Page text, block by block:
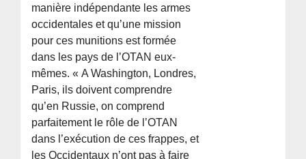
manière indépendante les armes
occidentales et qu’une mission
pour ces munitions est formée
dans les pays de l’OTAN eux-
mêmes. « A Washington, Londres,
Paris, ils doivent comprendre
qu’en Russie, on comprend
parfaitement le rôle de l’OTAN
dans l’exécution de ces frappes, et
les Occidentaux n’ont pas à faire